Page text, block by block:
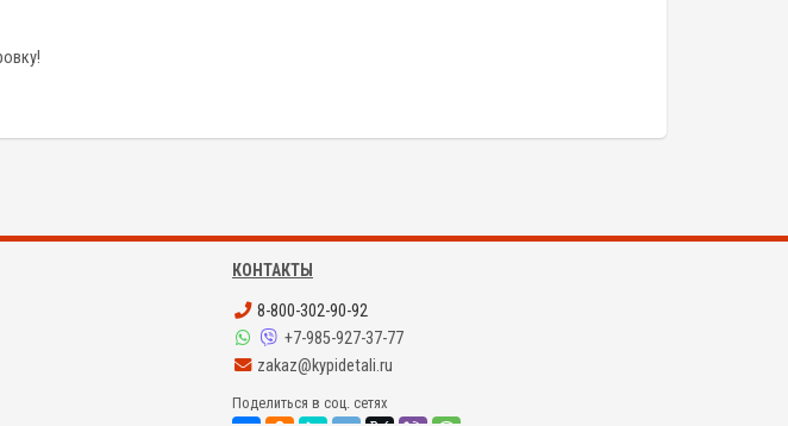
КОНТАКТЫ
8-800-302-90-92
+7-985-927-37-77
zakaz@kypidetali.ru
Поделиться в соц. сетях